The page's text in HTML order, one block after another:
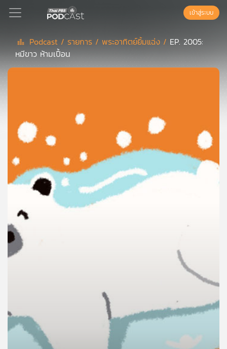
Podcast
สต์
แนะนำ
เพล
ย์
สต์
ของ
คุณ
เข้าสู่ระบบ
Podcast / รายการ /พระอาทิตย์ยิ้มแฉ่ง / EP. 2005:
หมีขาว ห้ามเปื้อน